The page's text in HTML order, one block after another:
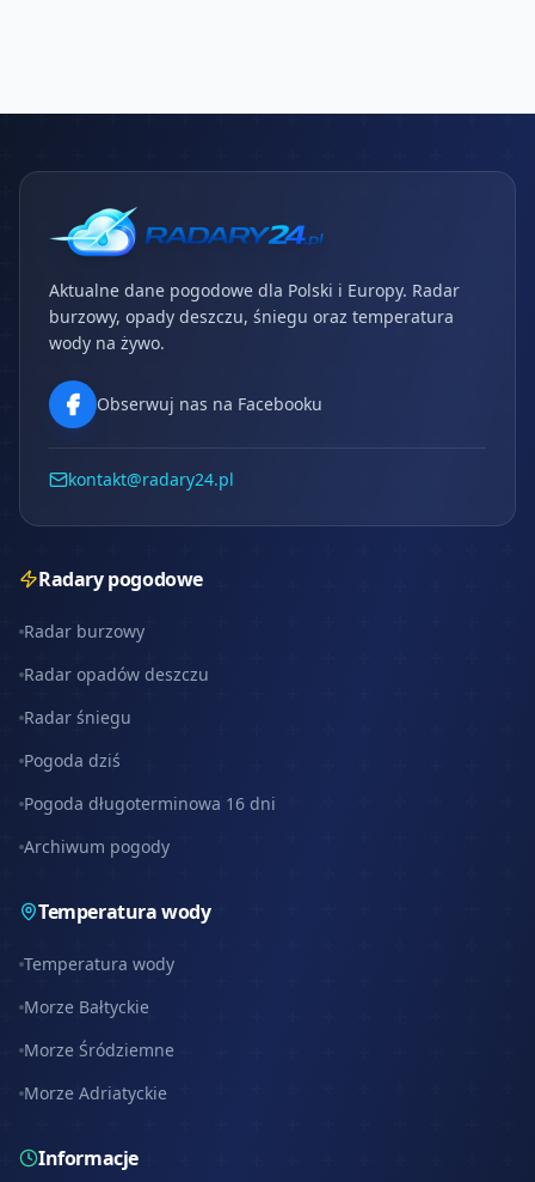
Aktualne dane pogodowe dla Polski i Europy. Radar
burzowy, opady deszczu, śniegu oraz temperatura
wody na żywo.
Obserwuj nas na Facebooku
kontakt@radary24.pl
Radary pogodowe
Radar burzowy
Radar opadów deszczu
Radar śniegu
Pogoda dziś
Pogoda długoterminowa 16 dni
Archiwum pogody
Temperatura wody
Temperatura wody
Morze Bałtyckie
Morze Śródziemne
Morze Adriatyckie
Informacje